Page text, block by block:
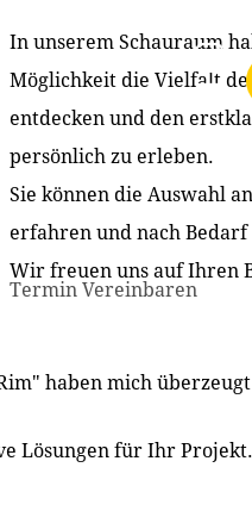
In unserem Schauraum
Möglichkeit die Vielfalt
entdecken und den
persönlich zu erleben.
Sie können die Auswahl
erfahren und nach Bedarf
Wir freuen uns auf Ihren
Termin Vereinbaren
haben mich
Lösungen für Ihr Projekt.